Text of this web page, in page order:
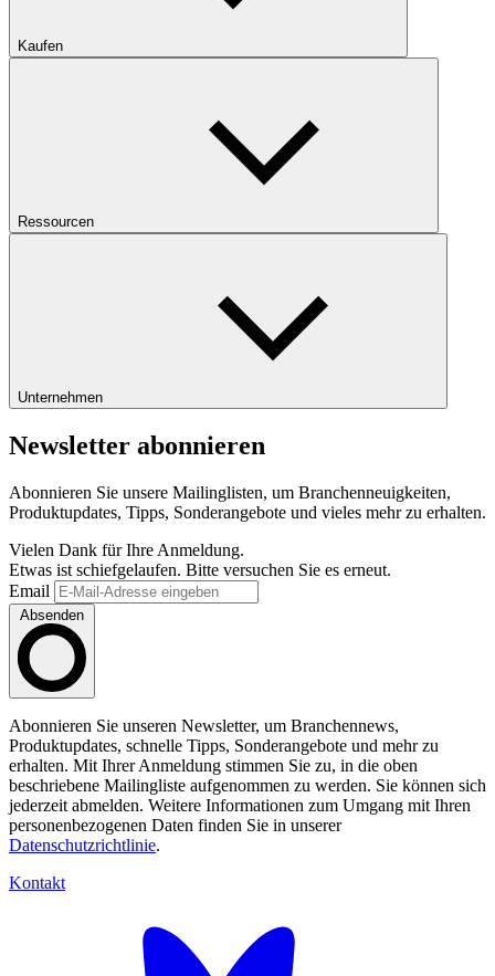
Kaufen
Ressourcen
Unternehmen
Newsletter abonnieren
Abonnieren Sie unsere Mailinglisten, um Branchenneuigkeiten,
Produktupdates, Tipps, Sonderangebote und vieles mehr zu erhalten.
Vielen Dank für Ihre Anmeldung.
Etwas ist schiefgelaufen. Bitte versuchen Sie es erneut.
Email
Absenden
Abonnieren Sie unseren Newsletter, um Branchennews,
Produktupdates, schnelle Tipps, Sonderangebote und mehr zu
erhalten. Mit Ihrer Anmeldung stimmen Sie zu, in die oben
beschriebene Mailingliste aufgenommen zu werden. Sie können sich
jederzeit abmelden. Weitere Informationen zum Umgang mit Ihren
personenbezogenen Daten finden Sie in unserer
Datenschutzrichtlinie.
Kontakt